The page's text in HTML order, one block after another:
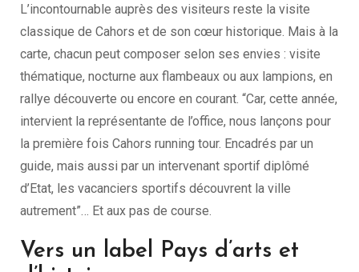
L’incontournable auprès des visiteurs reste la visite
classique de Cahors et de son cœur historique. Mais à la
carte, chacun peut composer selon ses envies : visite
thématique, nocturne aux flambeaux ou aux lampions, en
rallye découverte ou encore en courant. “Car, cette année,
intervient la représentante de l’office, nous lançons pour
la première fois Cahors running tour. Encadrés par un
guide, mais aussi par un intervenant sportif diplômé
d’Etat, les vacanciers sportifs découvrent la ville
autrement”… Et aux pas de course.
Vers un label Pays d’arts et